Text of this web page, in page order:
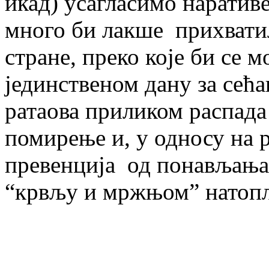
много би лакше
стране, преко које би се
јединственом дану за
ратаова приликом
помирење и, у односу на
превенција од
“крвљу и мржњом”